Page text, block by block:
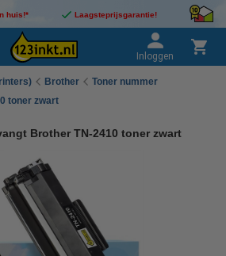
huis!* Laagsteprijsgarantie!
Inloggen
Brother
Toner nummer
toner zwart
Brother TN-2410 toner zwart